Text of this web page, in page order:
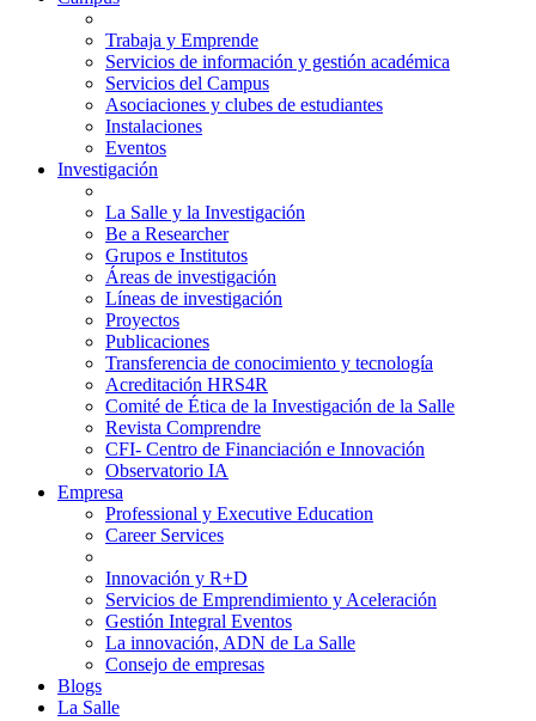
Trabaja y Emprende
Servicios de información y gestión académica
Servicios del Campus
Asociaciones y clubes de estudiantes
Instalaciones
Eventos
Investigación
La Salle y la Investigación
Be a Researcher
Grupos e Institutos
Áreas de investigación
Líneas de investigación
Proyectos
Publicaciones
Transferencia de conocimiento y tecnología
Acreditación HRS4R
Comité de Ética de la Investigación de la Salle
Revista Comprendre
CFI- Centro de Financiación e Innovación
Observatorio IA
Empresa
Professional y Executive Education
Career Services
Innovación y R+D
Servicios de Emprendimiento y Aceleración
Gestión Integral Eventos
La innovación, ADN de La Salle
Consejo de empresas
Blogs
La Salle